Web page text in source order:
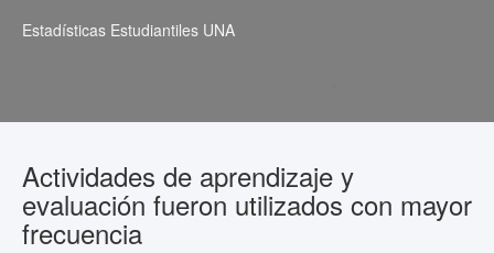
Estadísticas Estudiantiles UNA
Actividades de aprendizaje y
evaluación fueron utilizados con mayor
frecuencia